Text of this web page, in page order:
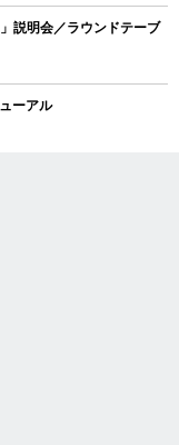
説明会／ラウンドテーブ
ーアル